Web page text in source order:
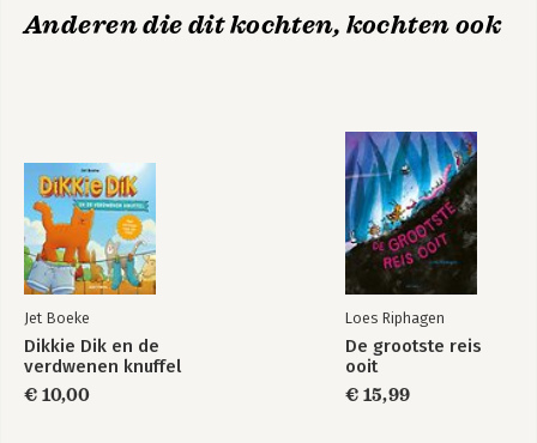
Anderen die dit kochten, kochten ook
Jet Boeke
Dikkie Dik en de
verdwenen knuffel
€ 10,00
Loes Riphagen
De grootste reis
ooit
€ 15,99